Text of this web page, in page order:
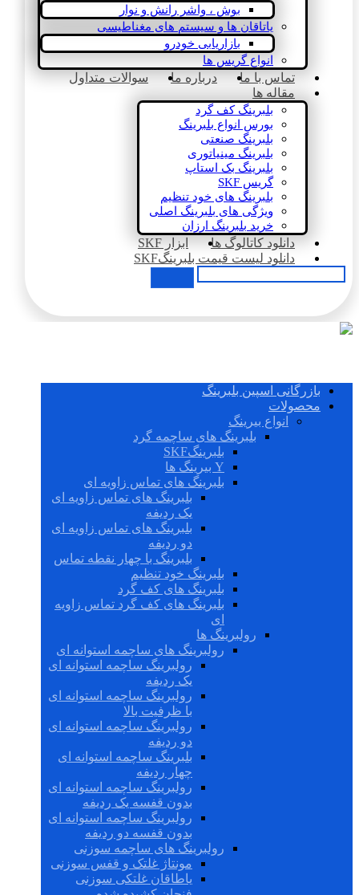
بوش ، واشر رانش و نوار
یاتاقان ها و سیستم های مغناطیسی
بازاریابی خودرو
انواع گریس ها
تماس با ما درباره ما
سوالات متداول
مقاله ها
بلبرینگ کف گرد
بورس انواع بلبرینگ
بلبرینگ صنعتی
بلبرینگ مینیاتوری
بلبرینگ بک استاپ
گریس SKF
بلبرینگ های خود تنظیم
ویژگی های بلبرینگ اصلی
خرید بلبرینگ ارزان
دانلود کاتالوگ ها
ابزار SKF
دانلود لیست قیمت بلبرینگSKF
بازرگانی اسپین بلبرینگ
محصولات
انواع بیرینگ
بلبرینگ های ساچمه گرد
بلبرینگSKF
Y بیرینگ ها
بلبرینگ های تماس زاویه ای
بلبرینگ های تماس زاویه ای
یک ردیفه
بلبرینگ های تماس زاویه ای
دو ردیفه
بلبرینگ با چهار نقطه تماس
بلبرینگ خود تنظیم
بلبرینگ های کف گرد
بلبرینگ های کف گرد تماس زاویه
ای
رولبرینگ ها
رولبرینگ های ساچمه استوانه ای
رولبرینگ ساچمه استوانه ای
یک ردیفه
رولبرینگ ساچمه استوانه ای
با ظرفیت بالا
رولبرینگ ساچمه استوانه ای
دو ردیفه
بلبرینگ ساچمه استوانه ای
چهار ردیفه
رولبرینگ ساچمه استوانه ای
بدون قفسه یک ردیفه
رولبرینگ ساچمه استوانه ای
بدون قفسه دو ردیفه
رولبرینگ های ساچمه سوزنی
مونتاژ غلتک و قفس سوزنی
یاطاقان غلتکی سوزنی